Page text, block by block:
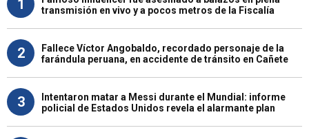
1
transmisión en vivo y a pocos metros de la Fiscalía
2
Fallece Víctor Angobaldo, recordado personaje de la
farándula peruana, en accidente de tránsito en Cañete
3
Intentaron matar a Messi durante el Mundial: informe
policial de Estados Unidos revela el alarmante plan